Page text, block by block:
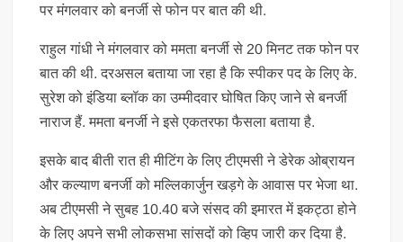
पर मंगलवार को बनर्जी से फोन पर बात की थी.
राहुल गांधी ने मंगलवार को ममता बनर्जी से 20 मिनट तक फोन पर
बात की थी. दरअसल बताया जा रहा है कि स्पीकर पद के लिए के.
सुरेश को इंडिया ब्लॉक का उम्मीदवार घोषित किए जाने से बनर्जी
नाराज हैं. ममता बनर्जी ने इसे एकतरफा फैसला बताया है.
इसके बाद बीती रात ही मीटिंग के लिए टीएमसी ने डेरेक ओब्रायन
और कल्याण बनर्जी को मल्लिकार्जुन खड़गे के आवास पर भेजा था.
अब टीएमसी ने सुबह 10.40 बजे संसद की इमारत में इकट्ठा होने
के लिए अपने सभी लोकसभा सांसदों को व्हिप जारी कर दिया है.